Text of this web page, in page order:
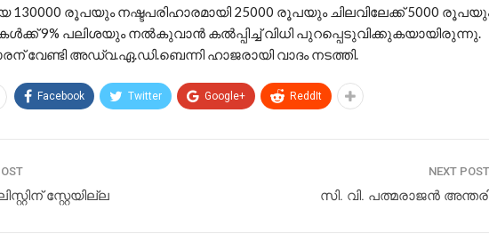
130000 രൂപയും നഷ്ടപരിഹാരമായി 25000 രൂപയും ചിലവിലേക്ക് 5000
9% പലിശയും നൽകുവാൻ കൽപ്പിച്ച് വിധി പുറപ്പെടുവിക്കുകയായിരുന്നു.
വേണ്ടി അഡ്വ.ഏ.ഡി.ബെന്നി ഹാജരായി വാദം നടത്തി.
Facebook Twitter Google+ ReddIt
സ്റ്റേയില്ല
NEXT POST
സി. വി. പത്മരാജൻ